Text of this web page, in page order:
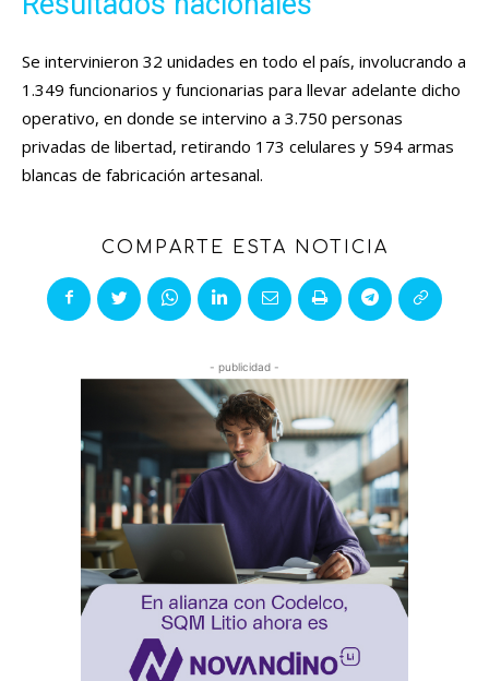
Se intervinieron 32 unidades en todo el país, involucrando a
1.349 funcionarios y funcionarias para llevar adelante dicho
operativo, en donde se intervino a 3.750 personas
privadas de libertad, retirando 173 celulares y 594 armas
blancas de fabricación artesanal.
COMPARTE ESTA NOTICIA
- publicidad -